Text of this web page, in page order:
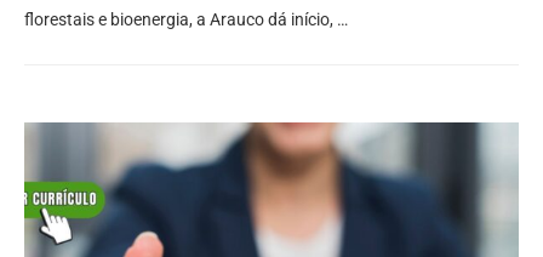
florestais e bioenergia, a Arauco dá início, …